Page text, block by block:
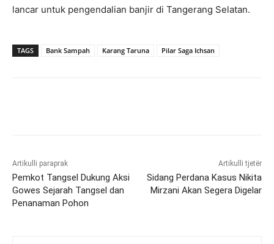
lancar untuk pengendalian banjir di Tangerang Selatan.
TAGS Bank Sampah Karang Taruna Pilar Saga Ichsan
Artikulli paraprak
Pemkot Tangsel Dukung Aksi
Gowes Sejarah Tangsel dan
Penanaman Pohon
Artikulli tjetër
Sidang Perdana Kasus Nikita
Mirzani Akan Segera Digelar